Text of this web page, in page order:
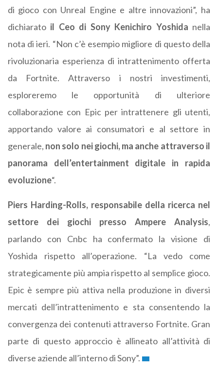
di gioco con Unreal Engine e altre innovazioni”, ha
dichiarato il Ceo di Sony Kenichiro Yoshida nella
nota di ieri. “Non c’è esempio migliore di questo della
rivoluzionaria esperienza di intrattenimento offerta
da Fortnite. Attraverso i nostri investimenti,
esploreremo le opportunità di ulteriore
collaborazione con Epic per intrattenere gli utenti,
apportando valore ai consumatori e al settore in
generale, non solo nei giochi, ma anche attraverso il
panorama dell’entertainment digitale in rapida
evoluzione“.
Piers Harding-Rolls, responsabile della ricerca nel
settore dei giochi presso Ampere Analysis,
parlando con Cnbc ha confermato la visione di
Yoshida rispetto all’operazione. “La vedo come
strategicamente più ampia rispetto al semplice gioco.
Epic è sempre più attiva nella produzione in diversi
mercati dell’intrattenimento e sta consentendo la
convergenza dei contenuti attraverso Fortnite. Gran
parte di questo approccio è allineato all’attività di
diverse aziende all’interno di Sony”.